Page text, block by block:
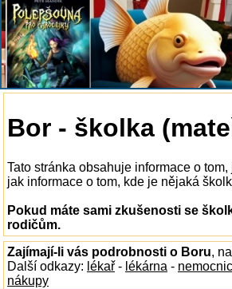
Bor - školka
Tato stránka obsahuje informace o
jak informace o tom, kde je nějaká
Pokud máte sami zkušenosti se
rodičům.
Zajímají-li vás podrobnosti o Boru,
Další odkazy: lékař - lékárna -
nákupy